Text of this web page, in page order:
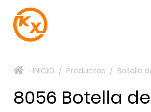
> INICIO / Productos / Botella
8056 Botella